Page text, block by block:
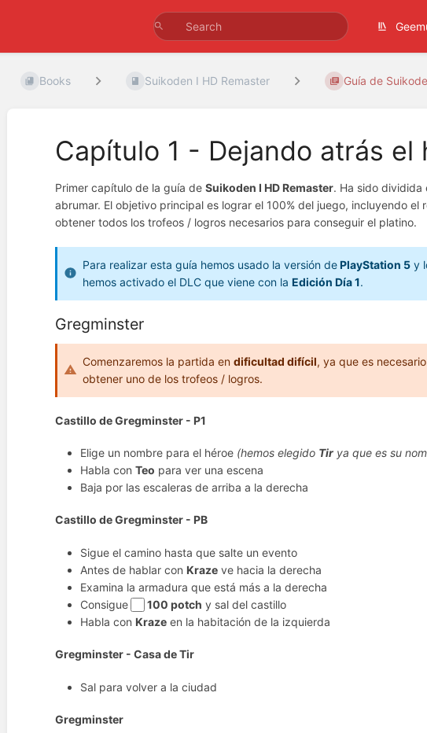
Books Suikoden I HD Remaster Guía de
Capítulo 1 - Dejando atrás el
Primer capítulo de la guía deSuikoden I HD Remaster. Ha sido dividida
abrumar. El objetivo principal es lograr el 100% del juego, incluyendo
obtener todos los trofeos / logros necesarios para conseguir el platino.
Para realizar esta guía hemos usado la versión dePlayStation 5 y
hemos activado el DLC que viene con laEdición Día 1.
Gregminster
Comenzaremos la partida endificultad difícil, ya que es
obtener uno de los trofeos / logros.
Castillo de Gregminster - P1
Elige un nombre para el héroe (hemos elegido Tir ya que es su
Habla conTeo para ver una escena
Baja por las escaleras de arriba a la derecha
Castillo de Gregminster - PB
Sigue el camino hasta que salte un evento
Antes de hablar con Kraze ve hacia la derecha
Examina la armadura que está más a la derecha
Consigue
100 potch y sal del castillo
Habla con Kraze en la habitación de la izquierda
Gregminster - Casa de Tir
Sal para volver a la ciudad
Gregminster